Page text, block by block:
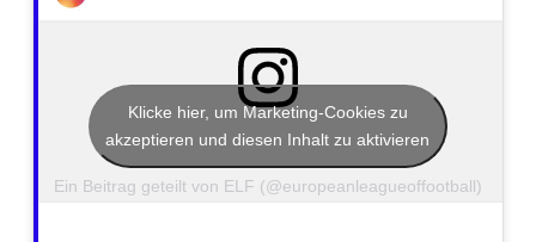
Ein Beitrag geteilt von ELF (@europeanleagueoffootball)
Klicke hier, um Marketing-Cookies zu
akzeptieren und diesen Inhalt zu aktivieren